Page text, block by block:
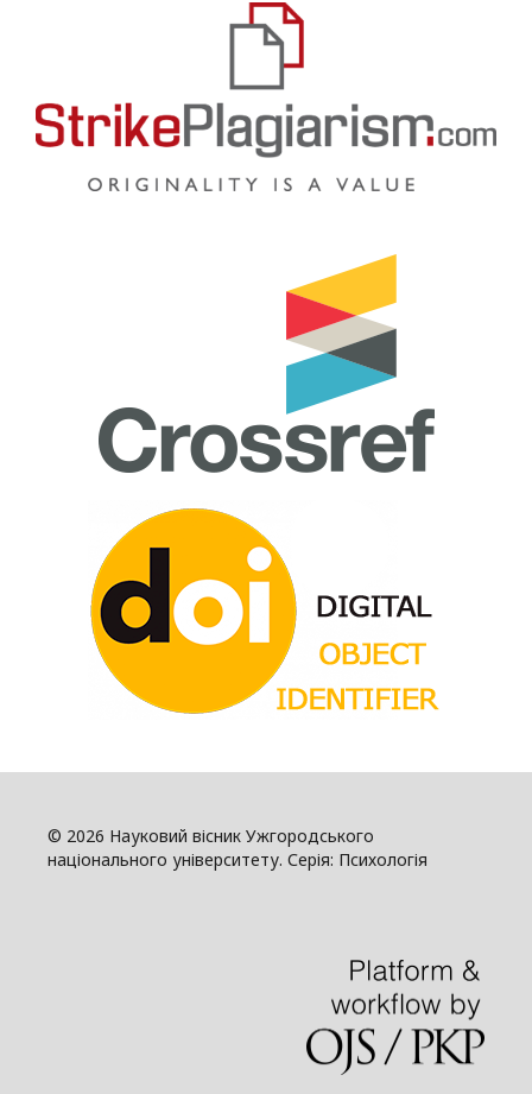
© 2026 Науковий вісник Ужгородського
національного університету. Серія: Психологія